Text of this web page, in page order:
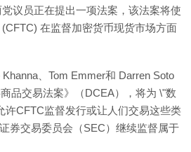
议员正在提出一项法案，该法案将使
在监督加密货币现货市场方面
、Tom Emmer和 Darren Soto
品交易法案》（DCEA），将为 \"数
许CFTC监督发行或让人们交易这些类
券交易委员会（SEC）继续监督属于